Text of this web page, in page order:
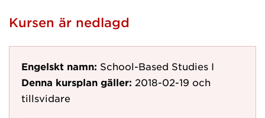
Kursen är nedlagd
Engelskt namn: School-Based Studies I
Denna kursplan gäller: 2018-02-19 och
tillsvidare